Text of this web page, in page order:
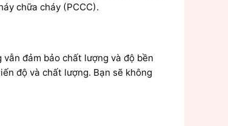
chữa cháy (PCCC).
đảm bảo chất lượng và độ bền
độ và chất lượng. Bạn sẽ không